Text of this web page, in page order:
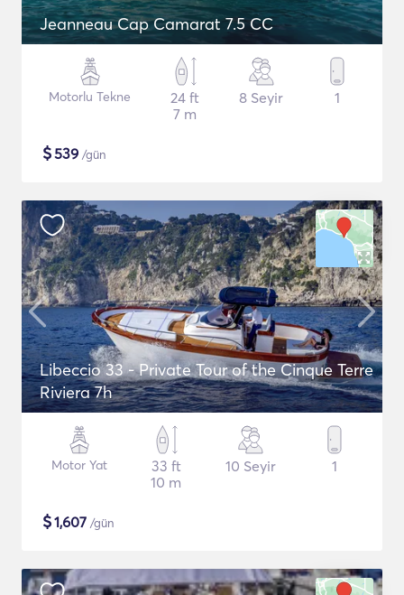
Jeanneau Cap Camarat 7.5 CC
Motorlu Tekne
24 ft
7 m
8 Seyir 1
$539 /gün
Libeccio 33 - Private Tour of the Cinque Terre
Riviera 7h
Motor Yat
33 ft
10 m
10 Seyir 1
$1,607 /gün